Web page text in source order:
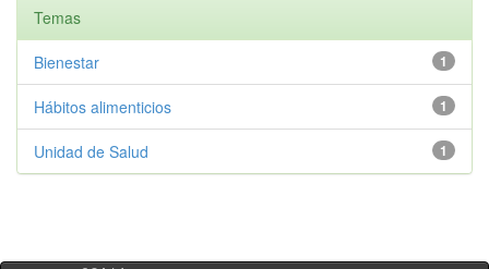
Temas
1
Bienestar
1
Hábitos alimenticios
1
Unidad de Salud